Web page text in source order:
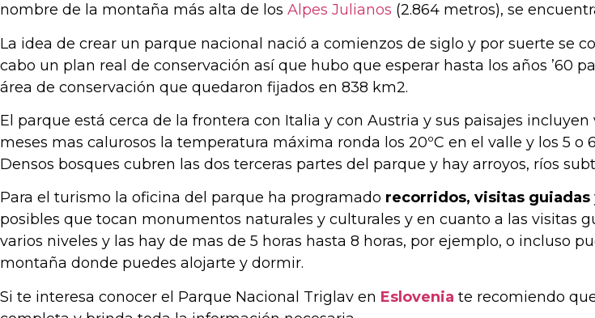
nombre de la montaña más alta de los Alpes Julianos (2.864 metros), se
La idea de crear un parque nacional nació a comienzos de siglo y por suerte se
cabo un plan real de conservación así que hubo que esperar hasta los años ’60
área de conservación que quedaron fijados en 838 km2.
El parque está cerca de la frontera con Italia y con Austria y sus paisajes
meses mas calurosos la temperatura máxima ronda los 20ºC en el valle y los 5 o
Densos bosques cubren las dos terceras partes del parque y hay arroyos, ríos
Para el turismo la oficina del parque ha programado recorridos, visitas guiadas
posibles que tocan monumentos naturales y culturales y en cuanto a las visitas
varios niveles y las hay de mas de 5 horas hasta 8 horas, por ejemplo, o incluso
montaña donde puedes alojarte y dormir.
Si te interesa conocer el Parque Nacional Triglav en Eslovenia te recomiendo